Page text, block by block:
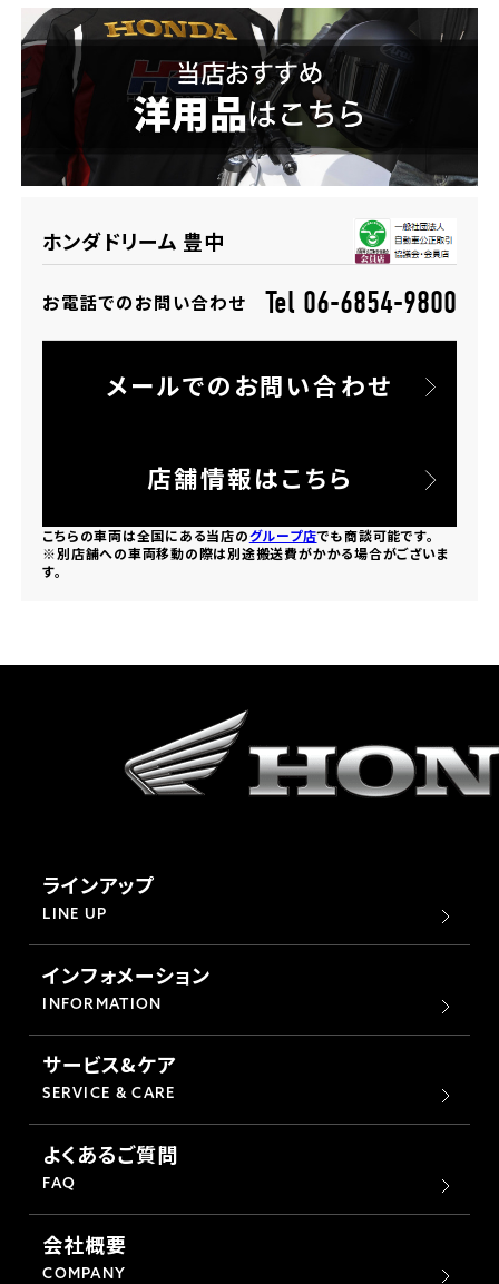
ホンダドリーム 豊中
お電話でのお問い合わせ Tel 06-6854-9800
メールでのお問い合わせ
店舗情報はこちら
こちらの車両は全国にある当店のグループ店でも商談可能です。
※別店舗への車両移動の際は別途搬送費がかかる場合がございま
す。
ラインアップ
LINE UP
インフォメーション
INFORMATION
サービス&ケア
SERVICE & CARE
よくあるご質問
FAQ
会社概要
COMPANY
ホンダドリーム 松戸
ホンダドリーム 蘇我
埼玉県
ホンダドリーム 所沢
ホンダドリーム 大宮
ホンダドリーム 水戸北
ホンダドリーム 奈良